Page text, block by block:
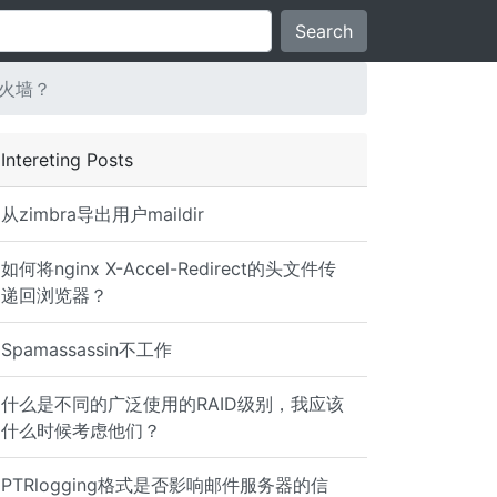
Search
墙？
Intereting Posts
从zimbra导出用户maildir
如何将nginx X-Accel-Redirect的头文件传
递回浏览器？
Spamassassin不工作
什么是不同的广泛使用的RAID级别，我应该
什么时候考虑他们？
PTRlogging格式是否影响邮件服务器的信